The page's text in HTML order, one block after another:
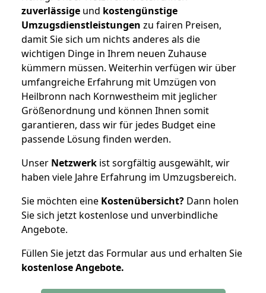
zuverlässige und kostengünstige
Umzugsdienstleistungen zu fairen Preisen,
damit Sie sich um nichts anderes als die
wichtigen Dinge in Ihrem neuen Zuhause
kümmern müssen. Weiterhin verfügen wir über
umfangreiche Erfahrung mit Umzügen von
Heilbronn nach Kornwestheim mit jeglicher
Größenordnung und können Ihnen somit
garantieren, dass wir für jedes Budget eine
passende Lösung finden werden.
Unser Netzwerk ist sorgfältig ausgewählt, wir
haben viele Jahre Erfahrung im Umzugsbereich.
Sie möchten eine Kostenübersicht? Dann holen
Sie sich jetzt kostenlose und unverbindliche
Angebote.
Füllen Sie jetzt das Formular aus und erhalten Sie
kostenloseAngebote.